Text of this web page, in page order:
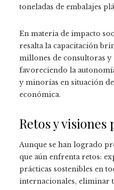
toneladas de embalajes
En materia de impacto
resalta la capacitación
millones de consultoras y
favoreciendo la
y minorías en situación
económica.
Retos y
Aunque se han logrado
que aún enfrenta retos:
prácticas sostenibles en
internacionales, eliminar